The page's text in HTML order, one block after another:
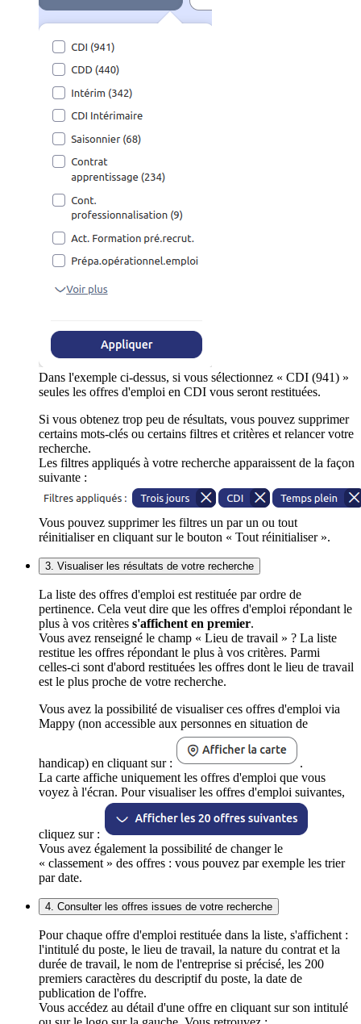
Dans l'exemple ci-dessus, si vous sélectionnez « CDI (941) »
seules les offres d'emploi en CDI vous seront restituées.
Si vous obtenez trop peu de résultats, vous pouvez supprimer
certains mots-clés ou certains filtres et critères et relancer votre
recherche.
Les filtres appliqués à votre recherche apparaissent de la façon
suivante :
Vous pouvez supprimer les filtres un par un ou tout
réinitialiser en cliquant sur le bouton « Tout réinitialiser ».
3. Visualiser les résultats de votre recherche
La liste des offres d'emploi est restituée par ordre de
pertinence. Cela veut dire que les offres d'emploi répondant le
plus à vos critères s'affichent en premier.
Vous avez renseigné le champ « Lieu de travail » ? La liste
restitue les offres répondant le plus à vos critères. Parmi
celles-ci sont d'abord restituées les offres dont le lieu de travail
est le plus proche de votre recherche.
Vous avez la possibilité de visualiser ces offres d'emploi via
Mappy (non accessible aux personnes en situation de
handicap) en cliquant sur :
.
La carte affiche uniquement les offres d'emploi que vous
voyez à l'écran. Pour visualiser les offres d'emploi suivantes,
cliquez sur :
Vous avez également la possibilité de changer le
« classement » des offres : vous pouvez par exemple les trier
par date.
4. Consulter les offres issues de votre recherche
Pour chaque offre d'emploi restituée dans la liste, s'affichent :
l'intitulé du poste, le lieu de travail, la nature du contrat et la
durée de travail, le nom de l'entreprise si précisé, les 200
premiers caractères du descriptif du poste, la date de
publication de l'offre.
Vous accédez au détail d'une offre en cliquant sur son intitulé